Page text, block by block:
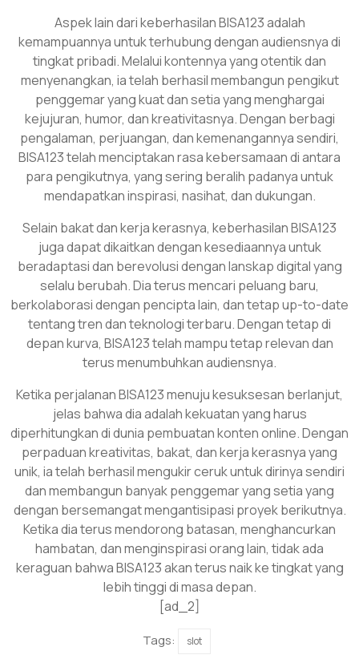
Aspek lain dari keberhasilan BISA123 adalah
kemampuannya untuk terhubung dengan audiensnya di
tingkat pribadi. Melalui kontennya yang otentik dan
menyenangkan, ia telah berhasil membangun pengikut
penggemar yang kuat dan setia yang menghargai
kejujuran, humor, dan kreativitasnya. Dengan berbagi
pengalaman, perjuangan, dan kemenangannya sendiri,
BISA123 telah menciptakan rasa kebersamaan di antara
para pengikutnya, yang sering beralih padanya untuk
mendapatkan inspirasi, nasihat, dan dukungan.
Selain bakat dan kerja kerasnya, keberhasilan BISA123
juga dapat dikaitkan dengan kesediaannya untuk
beradaptasi dan berevolusi dengan lanskap digital yang
selalu berubah. Dia terus mencari peluang baru,
berkolaborasi dengan pencipta lain, dan tetap up-to-date
tentang tren dan teknologi terbaru. Dengan tetap di
depan kurva, BISA123 telah mampu tetap relevan dan
terus menumbuhkan audiensnya.
Ketika perjalanan BISA123 menuju kesuksesan berlanjut,
jelas bahwa dia adalah kekuatan yang harus
diperhitungkan di dunia pembuatan konten online. Dengan
perpaduan kreativitas, bakat, dan kerja kerasnya yang
unik, ia telah berhasil mengukir ceruk untuk dirinya sendiri
dan membangun banyak penggemar yang setia yang
dengan bersemangat mengantisipasi proyek berikutnya.
Ketika dia terus mendorong batasan, menghancurkan
hambatan, dan menginspirasi orang lain, tidak ada
keraguan bahwa BISA123 akan terus naik ke tingkat yang
lebih tinggi di masa depan.
[ad_2]
Tags: slot